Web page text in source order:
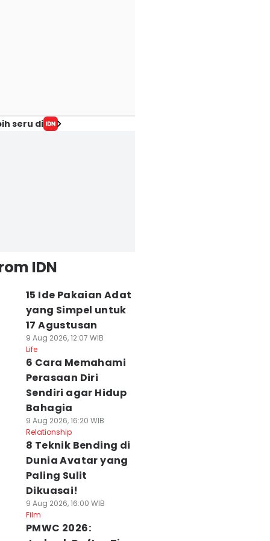
seru di
IDN
15 Ide Pakaian Adat
yang Simpel untuk
17 Agustusan
9 Aug 2026, 12:07 WIB
Life
6 Cara Memahami
Perasaan Diri
Sendiri agar Hidup
Bahagia
9 Aug 2026, 16:20 WIB
Relationship
8 Teknik Bending di
Dunia Avatar yang
Paling Sulit
Dikuasai!
9 Aug 2026, 16:00 WIB
Film
PMWC 2026: